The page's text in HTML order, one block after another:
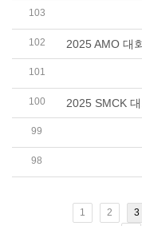
103 2026 SKIS
102 2025 AMO 대
101
100 2025 SMCK
99 2025 SKIS 초
98
1 2 3